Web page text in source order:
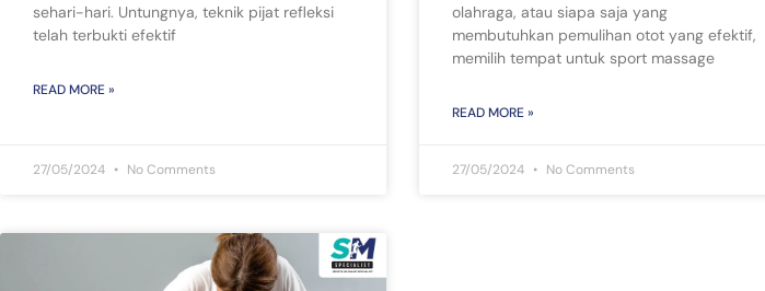
sehari-hari. Untungnya, teknik pijat refleksi
telah terbukti efektif
READ MORE »
27/05/2024 No Comments
olahraga, atau siapa saja yang
membutuhkan pemulihan otot yang efektif,
memilih tempat untuk sport massage
READ MORE »
27/05/2024 No Comments